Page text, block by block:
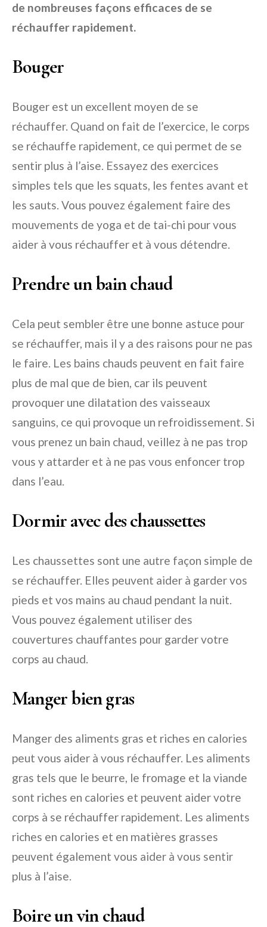
de nombreuses façons efficaces de se
réchauffer rapidement.
Bouger
Bouger est un excellent moyen de se
réchauffer. Quand on fait de l’exercice, le corps
se réchauffe rapidement, ce qui permet de se
sentir plus à l’aise. Essayez des exercices
simples tels que les squats, les fentes avant et
les sauts. Vous pouvez également faire des
mouvements de yoga et de tai-chi pour vous
aider à vous réchauffer et à vous détendre.
Prendre un bain chaud
Cela peut sembler être une bonne astuce pour
se réchauffer, mais il y a des raisons pour ne pas
le faire. Les bains chauds peuvent en fait faire
plus de mal que de bien, car ils peuvent
provoquer une dilatation des vaisseaux
sanguins, ce qui provoque un refroidissement. Si
vous prenez un bain chaud, veillez à ne pas trop
vous y attarder et à ne pas vous enfoncer trop
dans l’eau.
Dormir avec des chaussettes
Les chaussettes sont une autre façon simple de
se réchauffer. Elles peuvent aider à garder vos
pieds et vos mains au chaud pendant la nuit.
Vous pouvez également utiliser des
couvertures chauffantes pour garder votre
corps au chaud.
Manger bien gras
Manger des aliments gras et riches en calories
peut vous aider à vous réchauffer. Les aliments
gras tels que le beurre, le fromage et la viande
sont riches en calories et peuvent aider votre
corps à se réchauffer rapidement. Les aliments
riches en calories et en matières grasses
peuvent également vous aider à vous sentir
plus à l’aise.
Boire un vin chaud